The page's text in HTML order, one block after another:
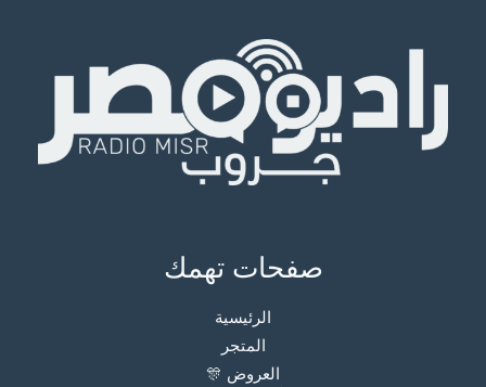
صفحات تهمك
الرئيسية
المتجر
العروض 🎊